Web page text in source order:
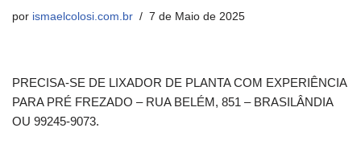
por ismaelcolosi.com.br 7 de Maio de 2025
PRECISA-SE DE LIXADOR DE PLANTA COM EXPERIÊNCIA
PARA PRÉ FREZADO – RUA BELÉM, 851 – BRASILÂNDIA
OU 99245-9073.